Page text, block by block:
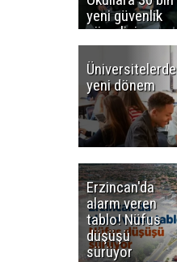
yeni güvenlik
görevlisi
Üniversitelerde
yeni dönem
Erzincan'da
alarm veren
tablo! Nüfus
düşüşü
sürüyor